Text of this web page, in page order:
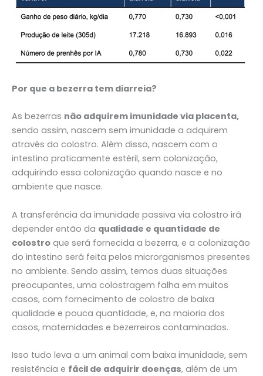
Por que a bezerra tem diarreia?
As bezerras não adquirem imunidade via placenta,
sendo assim, nascem sem imunidade a adquirem
através do colostro. Além disso, nascem com o
intestino praticamente estéril, sem colonização,
adquirindo essa colonização quando nasce e no
ambiente que nasce.
A transferência da imunidade passiva via colostro irá
depender então da qualidade e quantidade de
colostro que será fornecida a bezerra, e a colonização
do intestino será feita pelos microrganismos presentes
no ambiente. Sendo assim, temos duas situações
preocupantes, uma colostragem falha em muitos
casos, com fornecimento de colostro de baixa
qualidade e pouca quantidade, e, na maioria dos
casos, maternidades e bezerreiros contaminados.
Isso tudo leva a um animal com baixa imunidade, sem
resistência e fácil de adquirir doenças, além de um